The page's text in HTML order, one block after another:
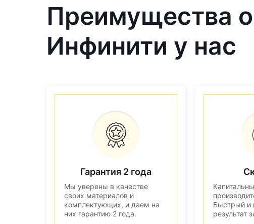
Преимущества
Инфинити у нас
Гарантия 2 года
Мы уверены в качестве
своих материалов и
комплектующих, и даем на
них гарантию 2 года.
Быстрый и
результат